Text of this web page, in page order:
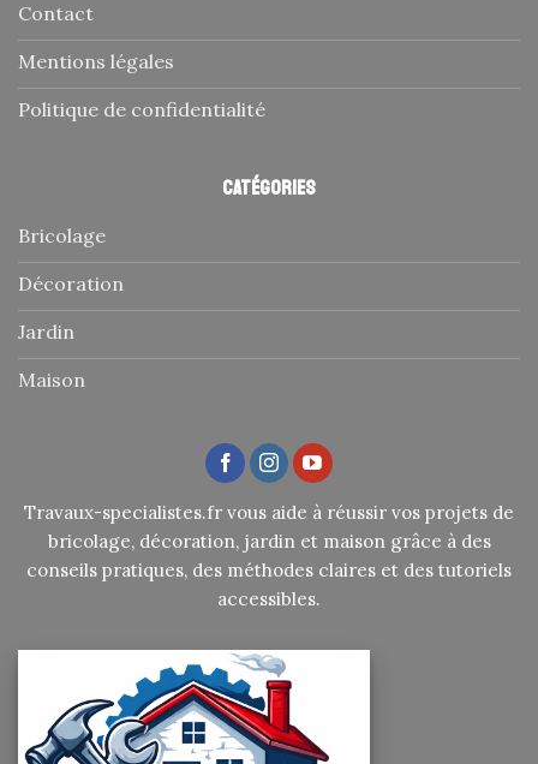
Contact
Mentions légales
Politique de confidentialité
Catégories
Bricolage
Décoration
Jardin
Maison
Travaux-specialistes.fr vous aide à réussir vos projets de
bricolage, décoration, jardin et maison grâce à des
conseils pratiques, des méthodes claires et des tutoriels
accessibles.